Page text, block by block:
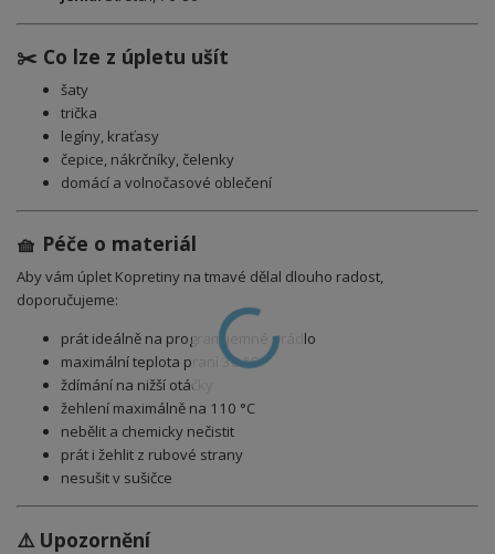
✂️ Co lze z úpletu ušít
šaty
trička
legíny, kraťasy
čepice, nákrčníky, čelenky
domácí a volnočasové oblečení
🧺 Péče o materiál
Aby vám úplet Kopretiny na tmavé dělal dlouho radost,
doporučujeme:
prát ideálně na program jemné prádlo
maximální teplota praní 30 °C
ždímání na nižší otáčky
žehlení maximálně na 110 °C
nebělit a chemicky nečistit
prát i žehlit z rubové strany
nesušit v sušičce
⚠️ Upozornění